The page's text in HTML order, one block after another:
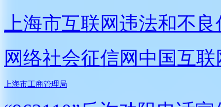
上海市互联网违法和不
网络社会征信网 中国互
上海市工商管理局